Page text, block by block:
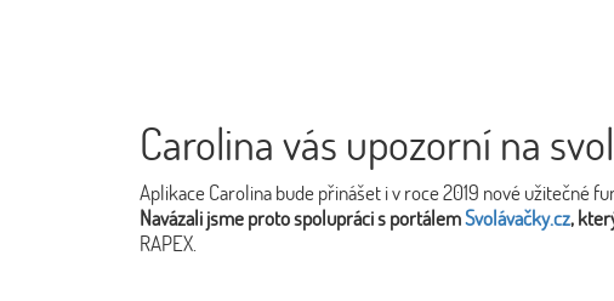
Carolina vás upozorní na
Aplikace Carolina bude přinášet i v roce 2019 nové užitečné
Navázali jsme proto spolupráci s portálemSvolávačky.cz,
RAPEX.